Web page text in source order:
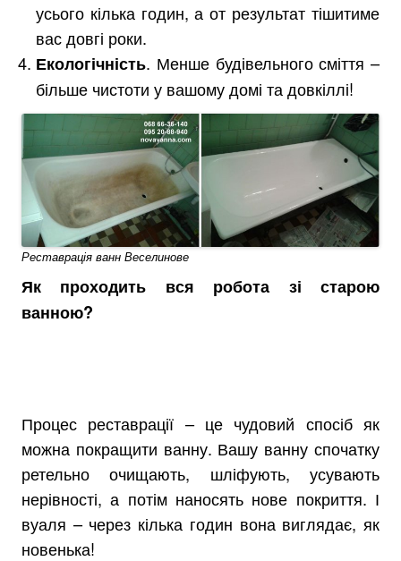
усього кілька годин, а от результат тішитиме
вас довгі роки.
Екологічність. Менше будівельного сміття –
більше чистоти у вашому домі та довкіллі!
Реставрація ванн Веселинове
Як проходить вся робота зі старою
ванною?
Процес реставрації – це чудовий спосіб як
можна покращити ванну. Вашу ванну спочатку
ретельно очищають, шліфують, усувають
нерівності, а потім наносять нове покриття. І
вуаля – через кілька годин вона виглядає, як
новенька!